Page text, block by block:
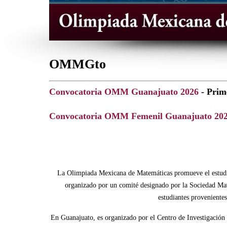
OMMGto
Convocatoria OMM Guanajuato 2026 -
Convocatoria OMM Femenil Guanajuato
La Olimpiada Mexicana de Matemáticas promueve el
organizado por un comité designado por la Sociedad
estudiantes
En Guanajuato, es organizado por el Centro de